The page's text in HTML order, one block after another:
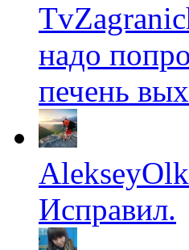
надо
печень
Исправил.